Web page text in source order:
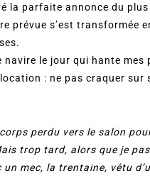
la parfaite annonce du
prévue s’est transformée
navire le jour qui hante
: ne pas craquer sur
perdu vers le salon
trop tard, alors que je
un mec, la trentaine, vêtu